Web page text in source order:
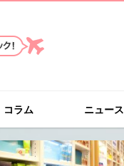
コラム ニュース